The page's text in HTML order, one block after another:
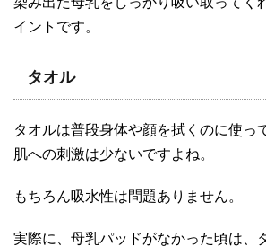
イントです。
タオル
タオルは普段身体や顔を拭くのに使っ
肌への刺激は少ないですよね。
もちろん吸水性は問題ありません。
実際に、母乳パッドがなかった頃は、